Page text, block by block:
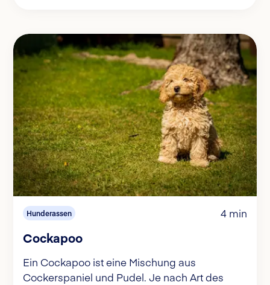
Hunderassen 4 min
Cockapoo
Ein Cockapoo ist eine Mischung aus
Cockerspaniel und Pudel. Je nach Art des